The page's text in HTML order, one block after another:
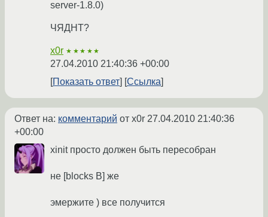
server-1.8.0)
ЧЯДНТ?
x0r ★★★★★
27.04.2010 21:40:36 +00:00
Показать ответ
Ссылка
Ответ на: комментарий от x0r 27.04.2010 21:40:36
+00:00
xinit просто должен быть пересобран
не [blocks B] же
эмержите ) все получится